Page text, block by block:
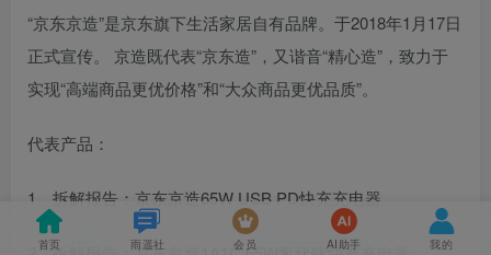
“京东京造”是京东旗下生活家居自有品牌。于2018年1月17日
正式宣传。 京造既代表“京东造”，又谐音“精心造”，致力于
实现“高端商品更优价格”和“大众商品更优品质”。
代表产品：
1、拆解报告：京东京造65W USB PD快充充电器
首页 雨遥社 会员 AI助手 我的